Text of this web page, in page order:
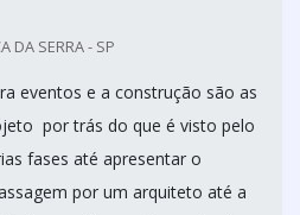
DA SERRA - SP
eventos e a construção são as
por trás do que é visto pelo
fases até apresentar o
por um arquiteto até a